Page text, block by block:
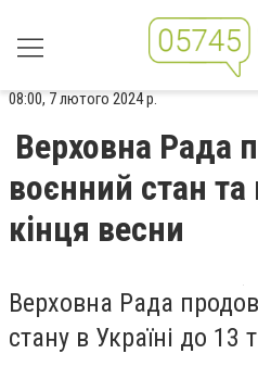
08:00, 7 лютого 2024 р.
Верховна Рада
воєнний стан та
кінця весни
Верховна Рада
стану в Україні до 13